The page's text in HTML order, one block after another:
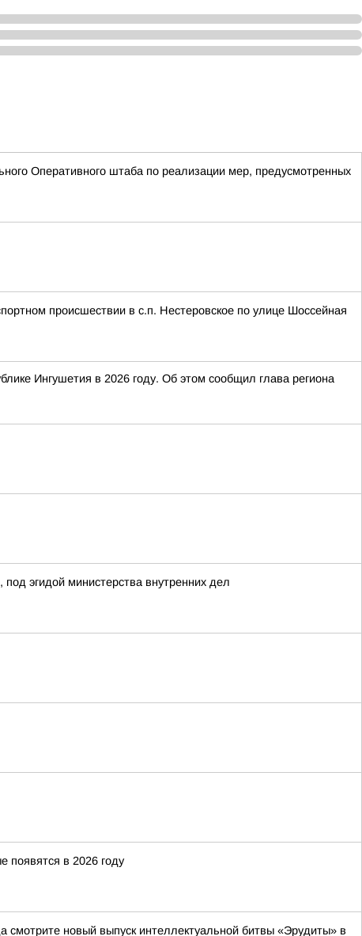
Оперативного штаба по реализации мер, предусмотренных
происшествии в с.п. Нестеровское по улице Шоссейная
Ингушетия в 2026 году. Об этом сообщил глава региона
эгидой министерства внутренних дел
появятся в 2026 году
смотрите новый выпуск интеллектуальной битвы «Эрудиты» в